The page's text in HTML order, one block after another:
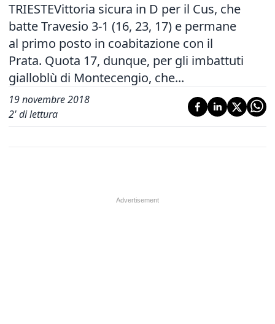
TRIESTEVittoria sicura in D per il Cus, che
batte Travesio 3-1 (16, 23, 17) e permane
al primo posto in coabitazione con il
Prata. Quota 17, dunque, per gli imbattuti
gialloblù di Montecengio, che...
19 novembre 2018
2' di lettura